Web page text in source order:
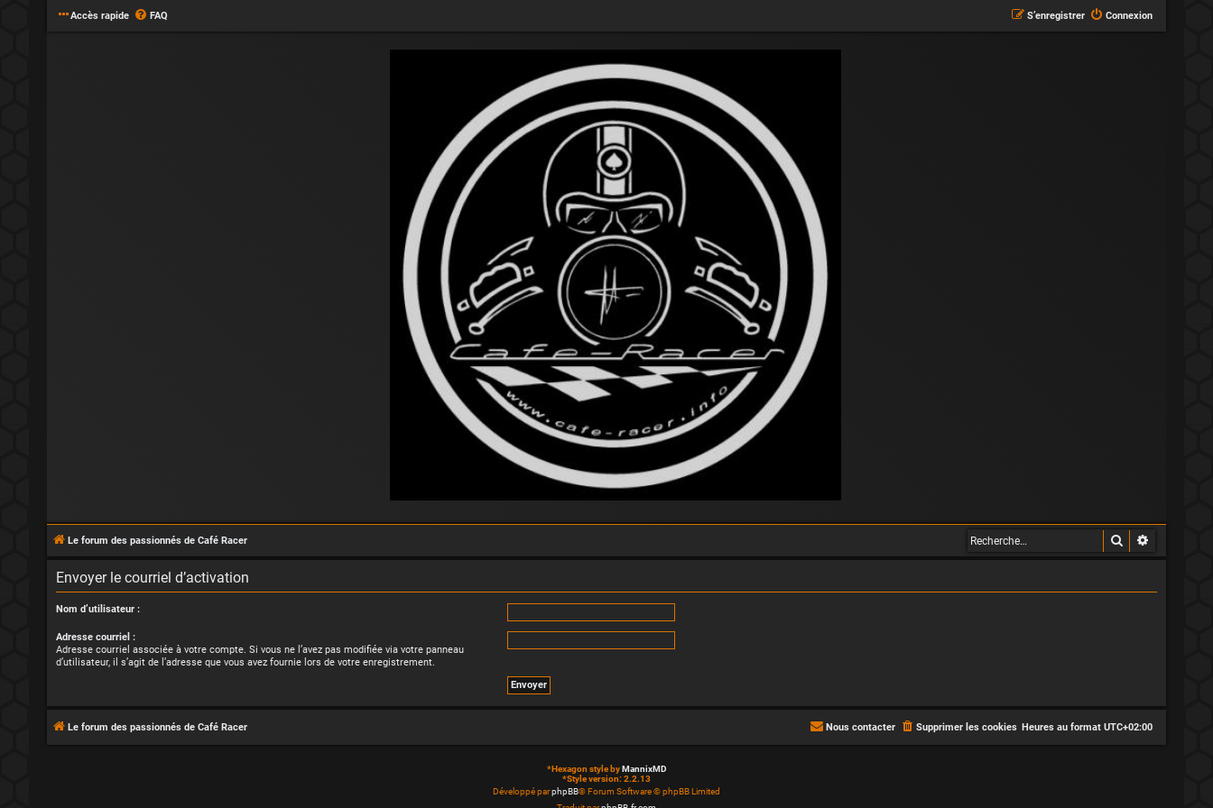
Accès rapide FAQ Connexion
S’enregistrer
Le forum des passionnés de Café Racer Rechercher
Envoyer le courriel d’activation
Nom d’utilisateur :
Adresse courriel :
Adresse courriel associée à votre compte. Si vous ne l’avez pas modifiée via votre panneau
d’utilisateur, il s’agit de l’adresse que vous avez fournie lors de votre enregistrement.
Le forum des passionnés de Café Racer Heures au format UTC+02:00
Supprimer les cookies
Nous contacter
*Hexagon style byMannixMD
*Style version: 2.2.13
Développé parphpBB® Forum Software © phpBB Limited